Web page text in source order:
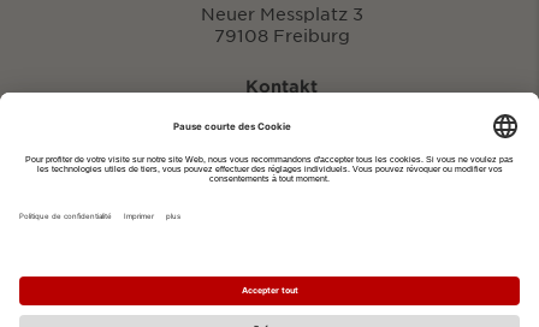
Neuer Messplatz 3
79108 Freiburg
Kontakt
eventportal@fwtm.de
Imprimer